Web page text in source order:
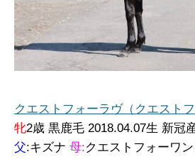
クエストフォーラヴ（クエストフ
牝2歳 黒鹿毛 2018.04.07生 新冠
父:キズナ 母:クエストフォーワ